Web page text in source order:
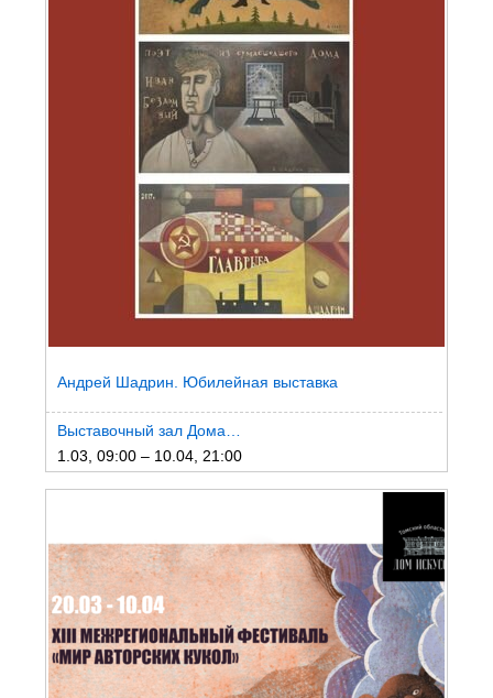
Андрей Шадрин. Юбилейная выставка
Выставочный зал Дома…
1.03, 09:00 – 10.04, 21:00